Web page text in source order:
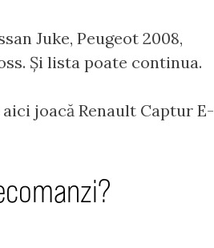
Juke, Peugeot 2008,
Și lista poate continua.
joacă Renault Captur E-